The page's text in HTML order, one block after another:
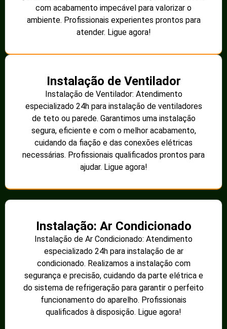
com acabamento impecável para valorizar o
ambiente. Profissionais experientes prontos para
atender. Ligue agora!
Instalação de Ventilador
Instalação de Ventilador: Atendimento
especializado 24h para instalação de ventiladores
de teto ou parede. Garantimos uma instalação
segura, eficiente e com o melhor acabamento,
cuidando da fiação e das conexões elétricas
necessárias. Profissionais qualificados prontos para
ajudar. Ligue agora!
Instalação: Ar Condicionado
Instalação de Ar Condicionado: Atendimento
especializado 24h para instalação de ar
condicionado. Realizamos a instalação com
segurança e precisão, cuidando da parte elétrica e
do sistema de refrigeração para garantir o perfeito
funcionamento do aparelho. Profissionais
qualificados à disposição. Ligue agora!